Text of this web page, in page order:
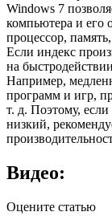
Windows 7
компьютера и его
процессор,
Если индекс
на
Например,
программ и игр,
т. д. Поэтому,
низкий,
Видео:
Оцените статью